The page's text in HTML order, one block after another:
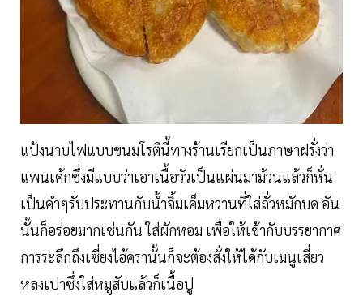
แป้งนาบไฟแบบขนมโรตีนี้ทางร้านเรียกเป็นภาษาฝรั่งว่า
แพนเค้กซึ่งมีแบบว่าเอาเนื้อวัวเป็นแผ่นมาม้วนแล้วก็หั่น
เป็นคำๆรับประทานกับน้ำจิ้มเค็มหวานที่ใส่ถั่วหมักบด อัน
นั้นก็อร่อยมากเช่นกัน ใส่ผักหอม เพื่อให้เข้ากับบรรยากาศ
การระลึกถึงเซี่ยงไฮ้ครานั้นก็จะต้องสั่งให้ได้กับเมนูเสี่ยว
หลงเปาซึ่งใส่หมูสับแล้วก็เนื้อปู